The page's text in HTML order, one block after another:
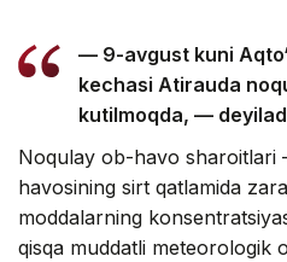
— 9-avgust kuni
kechasi Atirauda
kutilmoqda, —
Noqulay ob-havo
havosining sirt qatlamida
moddalarning
qisqa muddatli meteorologik